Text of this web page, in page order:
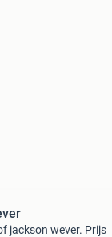
jackson wever. Prijs